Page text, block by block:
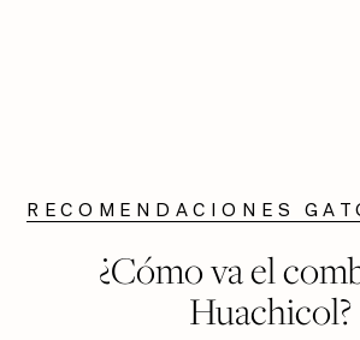
RECOMENDACIONES
¿Cómo va el
Huachicol?